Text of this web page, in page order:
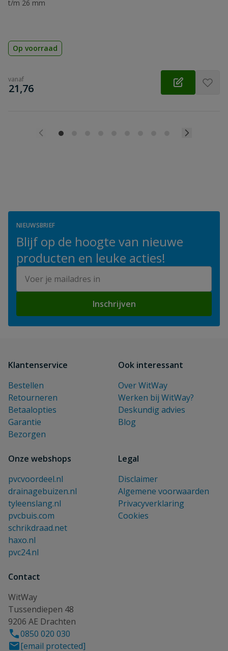
t/m 26 mm
Op voorraad
vanaf
€
21,76
NIEUWSBRIEF
Blijf op de hoogte van nieuwe
producten en leuke acties!
Inschrijven
Klantenservice
Bestellen
Retourneren
Betaalopties
Garantie
Bezorgen
Ook interessant
Over WitWay
Werken bij WitWay?
Deskundig advies
Blog
Onze webshops
pvcvoordeel.nl
drainagebuizen.nl
tyleenslang.nl
pvcbuis.com
schrikdraad.net
haxo.nl
pvc24.nl
Legal
Disclaimer
Algemene voorwaarden
Privacyverklaring
Cookies
Contact
WitWay
Tussendiepen 48
9206 AE Drachten
0850 020 030
[email protected]